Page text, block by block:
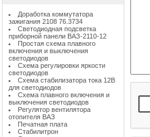
Доработка коммутатора
зажигания 2108 76.3734
Светодиодная подсветка
приборной панели ВАЗ-2110-12
Простая схема плавного
включения и выключения
светодиодов
Схема регулировки яркости
светодиодов
Схема стабилизатора тока 12В
для светодиодов
Схема плавного включения и
выключения светодиодов
Регулятор вентилятора
отопителя ВАЗ
Печатная плата
Стабилитрон